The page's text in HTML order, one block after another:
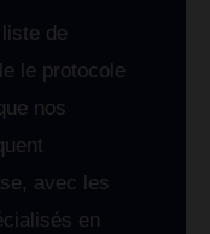
de
le protocole
nos
avec les
en